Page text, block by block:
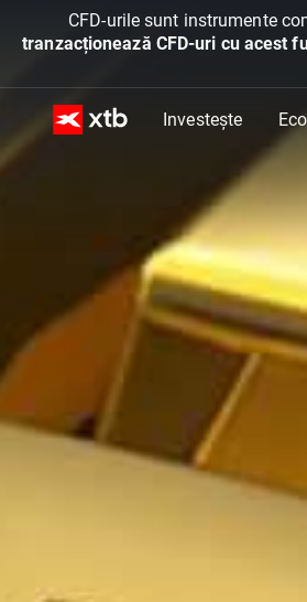
CFD-urile sunt instrumente
tranzacționează CFD-uri cu acest
Investește